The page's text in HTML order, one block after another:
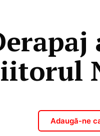
Adaugă-ne